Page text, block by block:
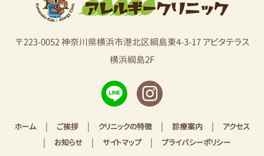
〒223-0052 神奈川県横浜市港北区綱島東4-3-17 アピタテラス
横浜綱島2F
ホーム| ご挨拶| クリニックの特徴| 診療案内| アクセス
| お知らせ| サイトマップ| プライバシーポリシー